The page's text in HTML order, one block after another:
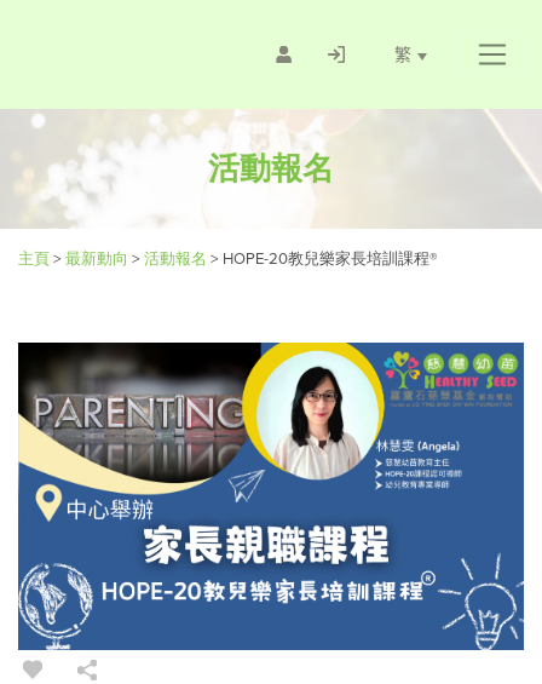
繁
活動報名
主頁> 最新動向 > 活動報名 > HOPE-20教兒樂家長培訓課程®